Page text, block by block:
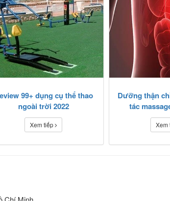
99+ dụng cụ thể thao
ngoài trời 2022
Xem tiếp
Dưỡng thận
tác